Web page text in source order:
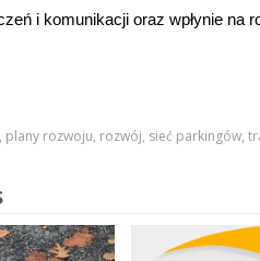
i komunikacji oraz wpłynie
, plany rozwoju, rozwój, sieć parkingów,